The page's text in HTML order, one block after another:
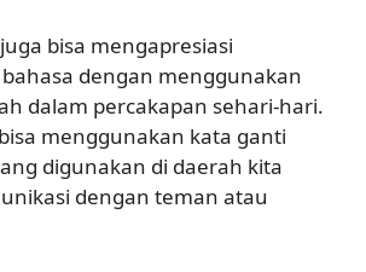
bisa mengapresiasi
dengan menggunakan
dalam percakapan sehari-hari.
menggunakan kata ganti
digunakan di daerah kita
dengan teman atau